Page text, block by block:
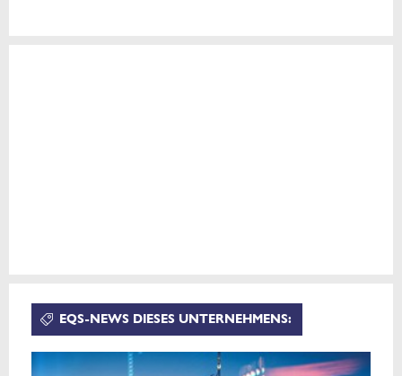
EQS-NEWS DIESES UNTERNEHMENS: